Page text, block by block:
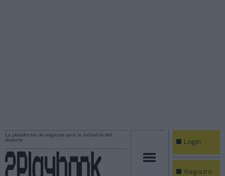
La plataforma de negocios para la industria del
deporte
Login
Registro